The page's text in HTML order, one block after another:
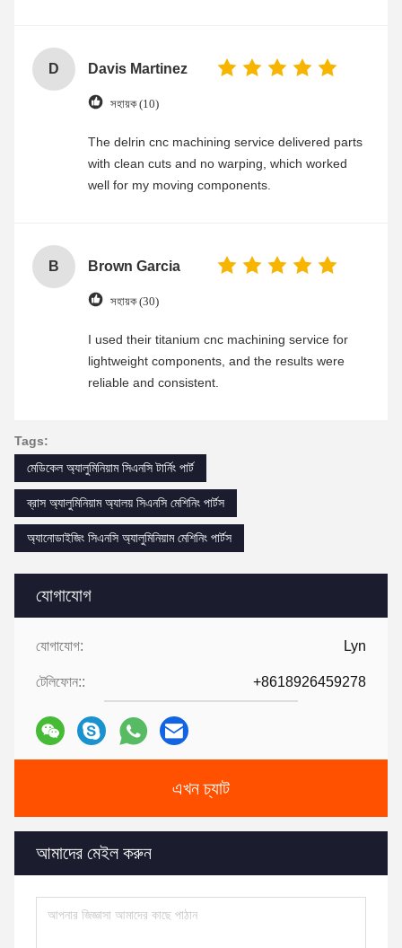
যোগাযোগ
যোগাযোগ: Lyn
টেলিফোন:: +8618926459278
এখন চ্যাট
আমাদের মেইল করুন
D Davis Martinez
সহায়ক (10)
The delrin cnc machining service delivered parts
with clean cuts and no warping, which worked
well for my moving components.
B Brown Garcia
সহায়ক (30)
I used their titanium cnc machining service for
lightweight components, and the results were
reliable and consistent.
Tags:
মেডিকেল অ্যালুমিনিয়াম সিএনসি টার্নিং পার্ট
ব্রাস অ্যালুমিনিয়াম অ্যালয় সিএনসি মেশিনিং পার্টস
অ্যানোডাইজিং সিএনসি অ্যালুমিনিয়াম মেশিনিং পার্টস